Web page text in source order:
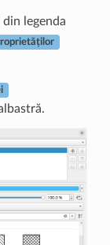
din legenda